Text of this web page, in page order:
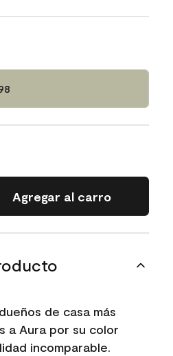
Agregar al carro
de casa más
a Aura por su color
incomparable.